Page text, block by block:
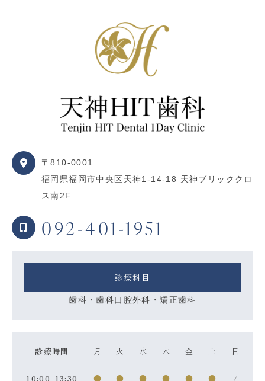
〒810-0001
福岡県福岡市中央区天神1-14-18 天神ブリッククロ
ス南2F
092-401-1951
診療科目
歯科・歯科口腔外科・矯正歯科
診療時間 月 火 水 木 金 土 日
10:00-13:30 ● ● ● ● ● ● /